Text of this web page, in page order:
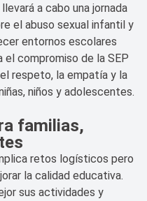
a cabo una jornada
el abuso sexual infantil y
entornos escolares
compromiso de la SEP
respeto, la empatía y la
niños y adolescentes.
familias,
retos logísticos pero
la calidad educativa.
sus actividades y